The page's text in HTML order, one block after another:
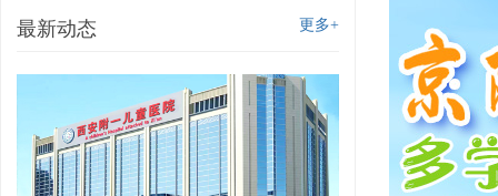
更多+
最新动态